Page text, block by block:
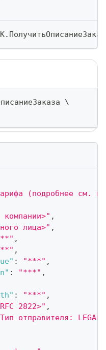
.
\
(подробнее см.
компании>" ,
лица>" ,
,
,
: "***" ,
: "***" ,
: "***" ,
2822>" ,
отправителя: